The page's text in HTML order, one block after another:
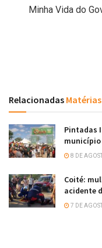
Minha Vida do
Relacionadas Matérias
Pintadas
município
8 DE
Coité:
acidente
7 DE